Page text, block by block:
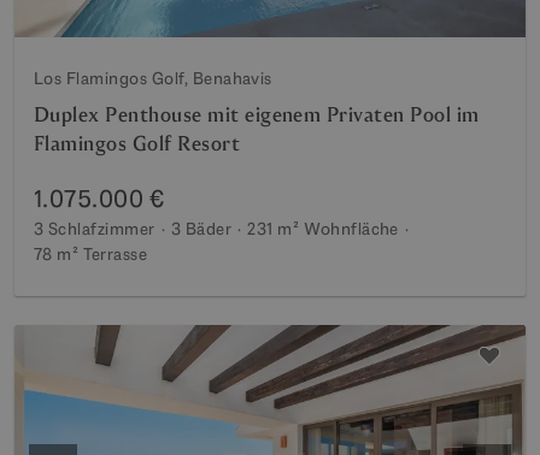
Los Flamingos Golf, Benahavis
Duplex Penthouse mit eigenem Privaten Pool im
Flamingos Golf Resort
1.075.000 €
3 Schlafzimmer 3 Bäder 231 m² Wohnfläche
78 m² Terrasse